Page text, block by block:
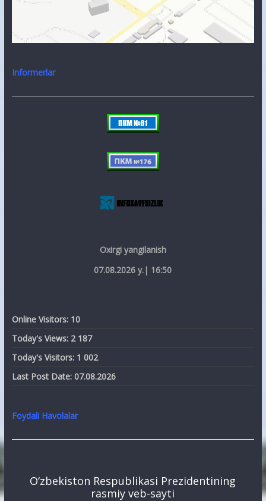
Informerlar
Oxirgi yangilanish
07.08.2026 y.| 16:50
Online Visitors: 10
Today's Views: 2 187
Today's Visitors: 1 002
Last Post Date: 07.08.2026
Foydali Havolalar
O‘zbekiston Respublikasi Prezidentining
rasmiy veb-sayti